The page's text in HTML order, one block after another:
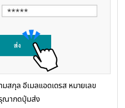
สกุล อีเมลแอดเดรส หมายเลข
ณากดปุ่มส่ง